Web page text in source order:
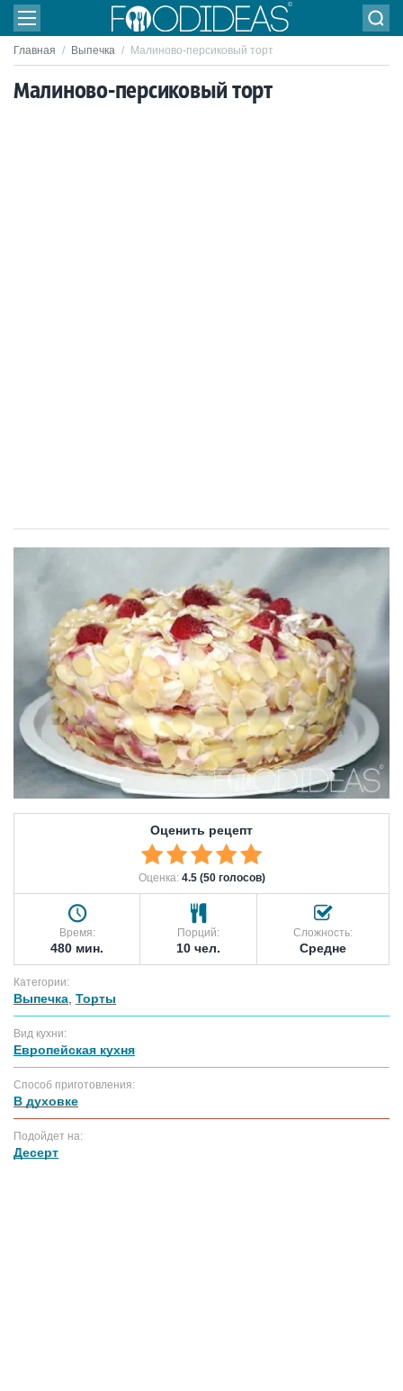
Главная / Выпечка / Малиново-персиковый торт
Малиново-персиковый торт
Оценить рецепт
Оценка: 4.5 (50 голосов)
Время:
480 мин.
Порций:
10 чел.
Сложность:
Средне
Категории:
Выпечка Торты
Вид кухни:
Европейская кухня
Способ приготовления:
В духовке
Подойдет на:
Десерт